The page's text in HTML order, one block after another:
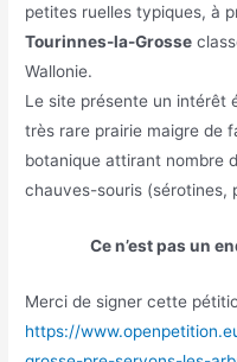
petites ruelles typiques, à
Tourinnes-la-Grosse
Wallonie.
Le site présente un intérêt
très rare prairie maigre de
botanique attirant nombre
chauves-souris (sérotines,
Ce n’est pas un
Merci de signer cette
https://